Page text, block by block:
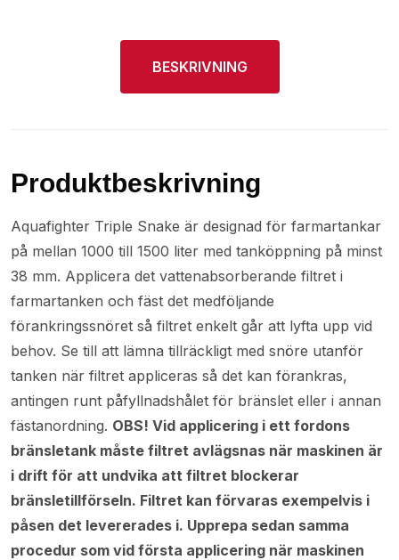
BESKRIVNING
Produktbeskrivning
Aquafighter Triple Snake är designad för farmartankar
på mellan 1000 till 1500 liter med tanköppning på minst
38 mm. Applicera det vattenabsorberande filtret i
farmartanken och fäst det medföljande
förankringssnöret så filtret enkelt går att lyfta upp vid
behov. Se till att lämna tillräckligt med snöre utanför
tanken när filtret appliceras så det kan förankras,
antingen runt påfyllnadshålet för bränslet eller i annan
fästanordning. OBS! Vid applicering i ett fordons
bränsletank måste filtret avlägsnas när maskinen är
i drift för att undvika att filtret blockerar
bränsletillförseln. Filtret kan förvaras exempelvis i
påsen det levererades i. Upprepa sedan samma
procedur som vid första applicering när maskinen